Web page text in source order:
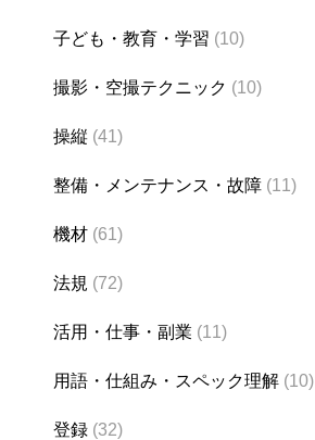
子ども・教育・学習 (10)
撮影・空撮テクニック (10)
操縦 (41)
整備・メンテナンス・故障 (11)
機材 (61)
法規 (72)
活用・仕事・副業 (11)
用語・仕組み・スペック理解 (10)
登録 (32)